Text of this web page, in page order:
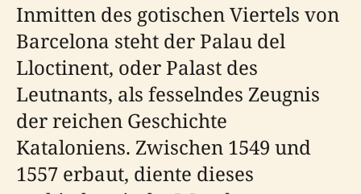
Inmitten des gotischen Viertels von
Barcelona steht der Palau del
Lloctinent, oder Palast des
Leutnants, als fesselndes Zeugnis
der reichen Geschichte
Kataloniens. Zwischen 1549 und
1557 erbaut, diente dieses